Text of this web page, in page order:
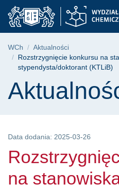
Przejdź
do
menu
Przejdź
do
wyszukiwarki
Przejdź
do
treści
Ścieżka
WCh
Aktualności
Rozstrzygnięcie konkursu na
stypendysta/doktorant (KTLiB)
Treść strony
Data dodania: 2025-03-26
na